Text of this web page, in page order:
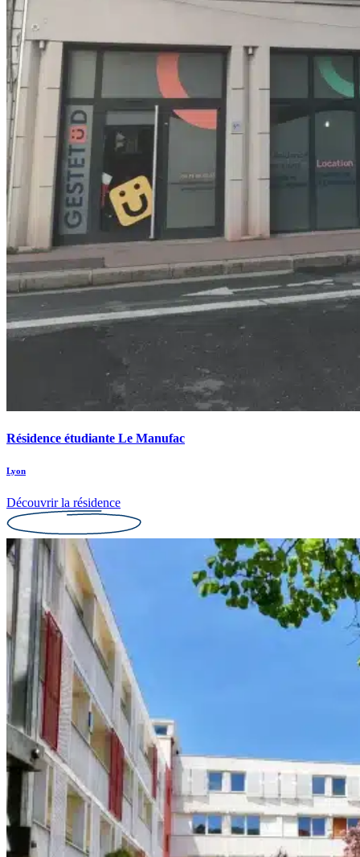
Résidence étudiante Le Manufac
Lyon
Découvrir la résidence